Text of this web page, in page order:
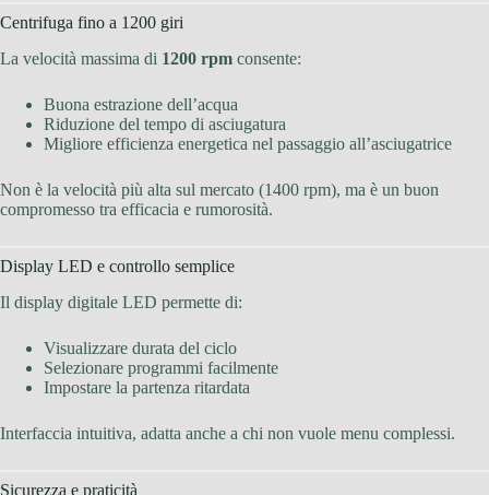
Centrifuga fino a 1200 giri
La velocità massima di 1200 rpm consente:
Buona estrazione dell’acqua
Riduzione del tempo di asciugatura
Migliore efficienza energetica nel passaggio all’asciugatrice
Non è la velocità più alta sul mercato (1400 rpm), ma è un buon
compromesso tra efficacia e rumorosità.
Display LED e controllo semplice
Il display digitale LED permette di:
Visualizzare durata del ciclo
Selezionare programmi facilmente
Impostare la partenza ritardata
Interfaccia intuitiva, adatta anche a chi non vuole menu complessi.
Sicurezza e praticità